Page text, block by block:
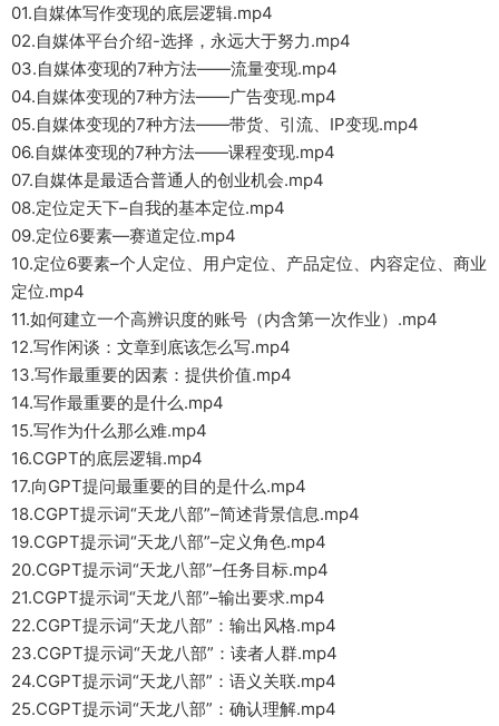
01.自媒体写作变现的底层逻辑.mp4
02.自媒体平台介绍-选择，永远大于努力.mp4
03.自媒体变现的7种方法——流量变现.mp4
04.自媒体变现的7种方法——广告变现.mp4
05.自媒体变现的7种方法——带货、引流、IP变现.mp4
06.自媒体变现的7种方法——课程变现.mp4
07.自媒体是最适合普通人的创业机会.mp4
08.定位定天下–自我的基本定位.mp4
09.定位6要素—赛道定位.mp4
10.定位6要素–个人定位、用户定位、产品定位、内容定位、商业
定位.mp4
11.如何建立一个高辨识度的账号（内含第一次作业）.mp4
12.写作闲谈：文章到底该怎么写.mp4
13.写作最重要的因素：提供价值.mp4
14.写作最重要的是什么.mp4
15.写作为什么那么难.mp4
16.CGPT的底层逻辑.mp4
17.向GPT提问最重要的目的是什么.mp4
18.CGPT提示词“天龙八部”–简述背景信息.mp4
19.CGPT提示词“天龙八部”–定义角色.mp4
20.CGPT提示词“天龙八部”–任务目标.mp4
21.CGPT提示词“天龙八部”–输出要求.mp4
22.CGPT提示词“天龙八部”：输出风格.mp4
23.CGPT提示词“天龙八部”：读者人群.mp4
24.CGPT提示词“天龙八部”：语义关联.mp4
25.CGPT提示词“天龙八部”：确认理解.mp4